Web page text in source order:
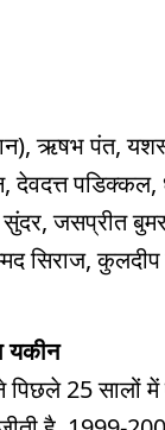
ऋषभ पंत,
देवदत्त
जसप्रीत
सिराज,
यकीन
25 सालों में